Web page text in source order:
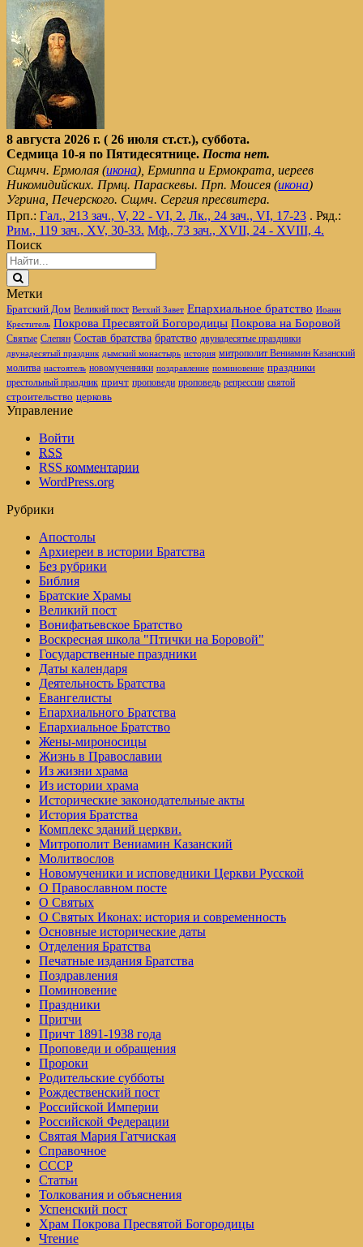
8 августа 2026 г. ( 26 июля ст.ст.), суббота.
Седмица 10-я по Пятидесятнице. Поста нет.
Сщмчч. Ермолая (икона), Ермиппа и Ермократа, иереев
Никомидийских. Прмц. Параскевы. Прп. Моисея (икона)
Угрина, Печерского. Сщмч. Сергия пресвитера.
Прп.: Гал., 213 зач., V, 22 - VI, 2. Лк., 24 зач., VI, 17-23 . Ряд.:
Рим., 119 зач., XV, 30-33. Мф., 73 зач., XVII, 24 - XVIII, 4.
Поиск
Метки
Братский Дом Великий пост Ветхий Завет Епархиальное братство Иоанн
Креститель Покрова Пресвятой Богородицы Покрова на Боровой
Святые Слепян Состав братства братство двунадесятые праздники
двунадесятый праздник дымский монастырь история митрополит Вениамин Казанский
молитва настоятель новомученники поздравление поминовение праздники
престольный праздник причт проповеди проповедь репрессии святой
строительство церковь
Управление
Войти
RSS
RSS комментарии
WordPress.org
Рубрики
Апостолы
Архиереи в истории Братства
Без рубрики
Библия
Братские Храмы
Великий пост
Вонифатьевское Братство
Воскресная школа "Птички на Боровой"
Государственные праздники
Даты календаря
Деятельность Братства
Евангелисты
Епархиального Братства
Епархиальное Братство
Жены-мироносицы
Жизнь в Православии
Из жизни храма
Из истории храма
Исторические законодательные акты
История Братства
Комплекс зданий церкви.
Митрополит Вениамин Казанский
Молитвослов
Но­во­му­че­ни­ки и ис­по­вед­ни­ки Церк­ви Рус­ской
О Православном посте
О Святых
О Святых Иконах: история и современность
Основные исторические даты
Отделения Братства
Печатные издания Братства
Поздравления
Поминовение
Праздники
Притчи
Причт 1891-1938 года
Проповеди и обращения
Пророки
Родительские субботы
Рождественский пост
Российской Империи
Российской Федерации
Святая Мария Гатчиская
Справочное
СССР
Статьи
Толкования и объяснения
Успенский пост
Храм Покрова Пресвятой Богородицы
Чтение